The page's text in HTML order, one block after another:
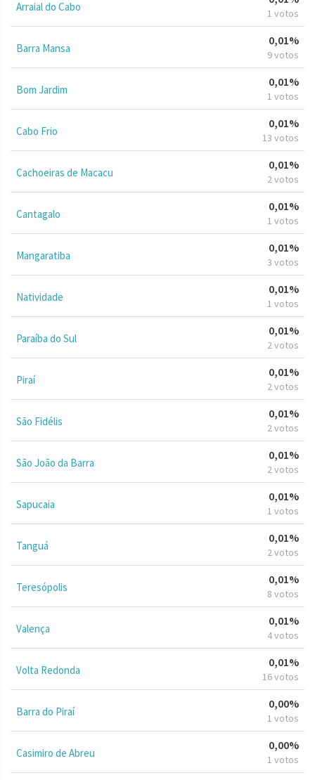
Arraial do Cabo 1 votos
Barra Mansa
0,01%
9 votos
Bom Jardim
0,01%
1 votos
Cabo Frio
0,01%
13 votos
Cachoeiras de Macacu
0,01%
2 votos
Cantagalo
0,01%
1 votos
Mangaratiba
0,01%
3 votos
Natividade
0,01%
1 votos
Paraíba do Sul
0,01%
2 votos
Piraí
0,01%
2 votos
São Fidélis
0,01%
2 votos
São João da Barra
0,01%
2 votos
Sapucaia
0,01%
1 votos
Tanguá
0,01%
2 votos
Teresópolis
0,01%
8 votos
Valença
0,01%
4 votos
Volta Redonda
0,01%
16 votos
Barra do Piraí
0,00%
1 votos
Casimiro de Abreu
0,00%
1 votos